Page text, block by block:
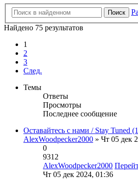
Поиск
Найдено 75 результатов
1
2
3
След.
Темы
Ответы
Просмотры
Последнее сообщение
Оставайтесь с нами / Stay Tuned
AlexWoodpecker2000 » Чт 05 дек
0
9312
AlexWoodpecker2000
Чт 05 дек 2024, 01:36